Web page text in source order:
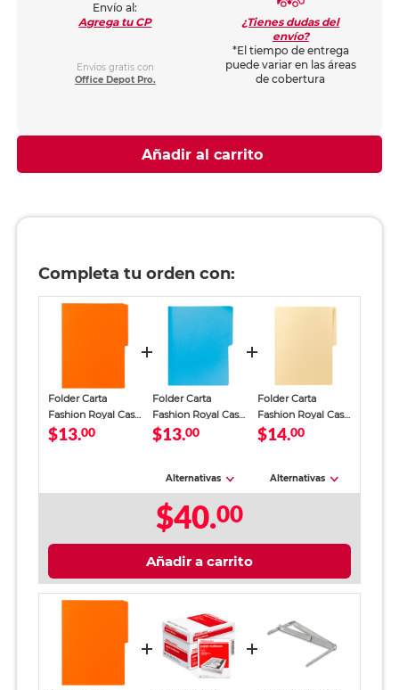
Envío al:
Agrega tu CP
Envíos gratis con
Office Depot Pro.
¿Tienes dudas del
envío?
*El tiempo de entrega
puede variar en las áreas
de cobertura
Añadir al carrito
Completa tu orden con:
Folder Carta
Fashion Royal Cast
/ Naranja
$13.00
Folder Carta
Fashion Royal Cast
/ Turquesa
$13.00
Alternativas
Folder Carta
Fashion Royal Cast
/ Vainilla
$14.00
Alternativas
$40.00
Añadir a carrito